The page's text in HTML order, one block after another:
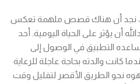
نجد أن هناك قصص ملهمة تعكس
أن يؤثر على الحياة اليومية. أحد
التطبيق في الوصول إلى
والدته بحاجة عاجلة للرعاية
نحو الطريق الأقصر لتقليل وقت